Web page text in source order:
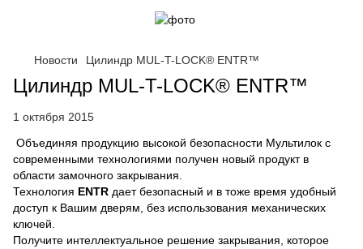
Новости Цилиндр MUL-T-LOCK® ENTR™
Цилиндр MUL-T-LOCK® ENTR™
1 октября 2015
Объединяя продукцию высокой безопасности Мультилок с
современными технологиями получен новый продукт в
области замочного закрывания.
Технология ENTR дает безопасный и в тоже время удобный
доступ к Вашим дверям, без использования механических
ключей.
Получите интеллектуальное решение закрывания, которое